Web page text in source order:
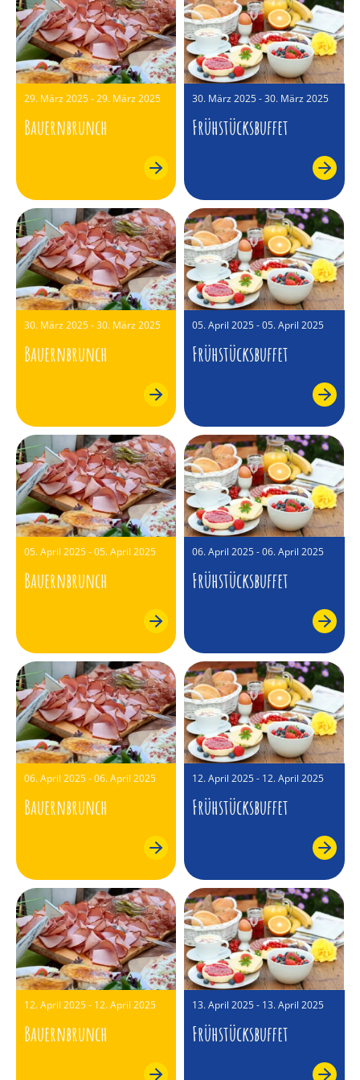
29. März 2025 - 29. März 2025
Bauernbrunch
30. März 2025 - 30. März 2025
Frühstücksbuffet
30. März 2025 - 30. März 2025
Bauernbrunch
05. April 2025 - 05. April 2025
Frühstücksbuffet
05. April 2025 - 05. April 2025
Bauernbrunch
06. April 2025 - 06. April 2025
Frühstücksbuffet
06. April 2025 - 06. April 2025
Bauernbrunch
12. April 2025 - 12. April 2025
Frühstücksbuffet
12. April 2025 - 12. April 2025
Bauernbrunch
13. April 2025 - 13. April 2025
Frühstücksbuffet